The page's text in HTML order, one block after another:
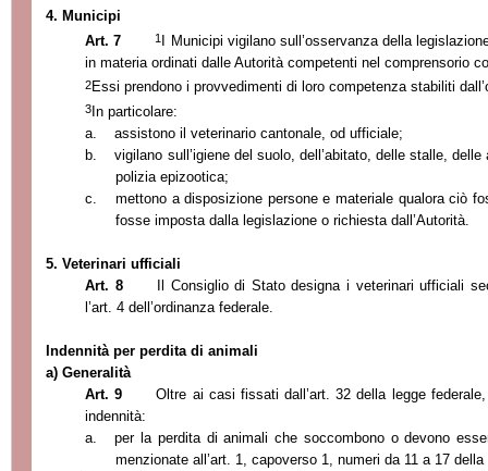
4. Municipi
Art. 7
1 I Municipi vigilano sull’osservanza della
in materia ordinati dalle Autorità competenti nel comprensorio
2Essi prendono i provvedimenti di loro competenza stabiliti
3 In particolare:
a.
assistono il veterinario cantonale, od ufficiale;
b.
vigilano sull’igiene del suolo, dell’abitato, delle stalle,
polizia epizootica;
c.
mettono a disposizione persone e materiale qualora ciò
fosse imposta dalla legislazione o richiesta dall’Autorità.
5. Veterinari ufficiali
Art. 8
Il Consiglio di Stato designa i veterinari ufficiali
l’art. 4 dell’ordinanza federale.
Indennità per perdita di animali
a) Generalità
Art. 9
Oltre ai casi fissati dall’art. 32 della legge
indennità:
a.
per la perdita di animali che soccombono o devono
menzionate all’art. 1, capoverso 1, numeri da 11 a17 della